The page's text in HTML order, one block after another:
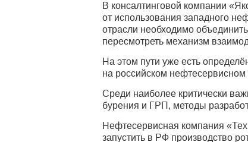
В консалтинговой компании
от использования западного
отрасли необходимо
пересмотреть механизм
На этом пути уже есть
на российском
Среди наиболее критически
бурения и ГРП, методы
Нефтесервисная компания
запустить в РФ производство